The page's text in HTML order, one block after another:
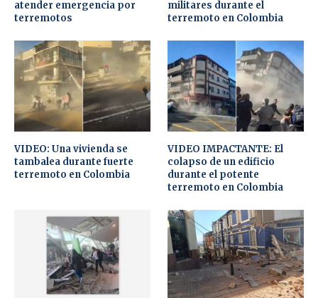
atender emergencia por
terremotos
militares durante el
terremoto en Colombia
VIDEO: Una vivienda se
tambalea durante fuerte
terremoto en Colombia
VIDEO IMPACTANTE: El
colapso de un edificio
durante el potente
terremoto en Colombia